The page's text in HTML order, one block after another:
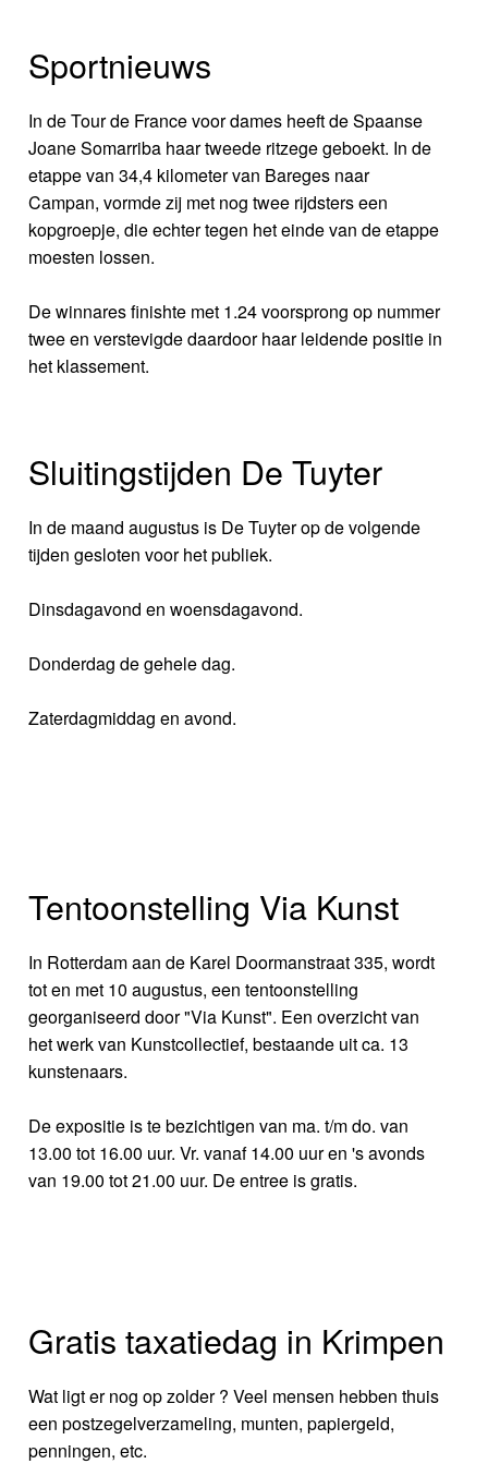
Sportnieuws
In de Tour de France voor dames heeft de Spaanse
Joane Somarriba haar tweede ritzege geboekt. In de
etappe van 34,4 kilometer van Bareges naar
Campan, vormde zij met nog twee rijdsters een
kopgroepje, die echter tegen het einde van de etappe
moesten lossen.
De winnares finishte met 1.24 voorsprong op nummer
twee en verstevigde daardoor haar leidende positie in
het klassement.
Sluitingstijden De Tuyter
In de maand augustus is De Tuyter op de volgende
tijden gesloten voor het publiek.
Dinsdagavond en woensdagavond.
Donderdag de gehele dag.
Zaterdagmiddag en avond.
Tentoonstelling Via Kunst
In Rotterdam aan de Karel Doormanstraat 335, wordt
tot en met 10 augustus, een tentoonstelling
georganiseerd door "Via Kunst". Een overzicht van
het werk van Kunstcollectief, bestaande uit ca. 13
kunstenaars.
De expositie is te bezichtigen van ma. t/m do. van
13.00 tot 16.00 uur. Vr. vanaf 14.00 uur en 's avonds
van 19.00 tot 21.00 uur. De entree is gratis.
Gratis taxatiedag in Krimpen
Wat ligt er nog op zolder ? Veel mensen hebben thuis
een postzegelverzameling, munten, papiergeld,
penningen, etc.